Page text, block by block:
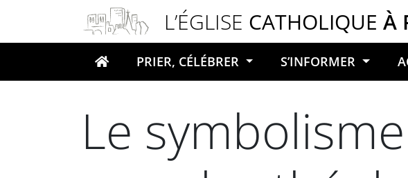
L’ÉGLISE CATHOLIQUE À
Votre recherche
PRIER, CÉLÉBRER S’INFORMER
Le
Panneau de gestion des cookies